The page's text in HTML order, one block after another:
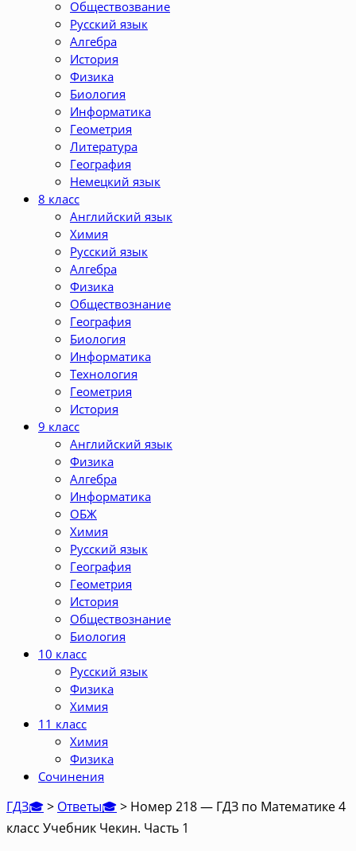
Обществозвание
Русский язык
Алгебра
История
Физика
Биология
Информатика
Геометрия
Литература
География
Немецкий язык
8 класс
Английский язык
Химия
Русский язык
Алгебра
Физика
Обществознание
География
Биология
Информатика
Технология
Геометрия
История
9 класс
Английский язык
Физика
Алгебра
Информатика
ОБЖ
Химия
Русский язык
География
Геометрия
История
Обществознание
Биология
10 класс
Русский язык
Физика
Химия
11 класс
Химия
Физика
Сочинения
ГДЗ🎓> Ответы🎓> Номер 218 — ГДЗ по Математике 4
класс Учебник Чекин. Часть 1